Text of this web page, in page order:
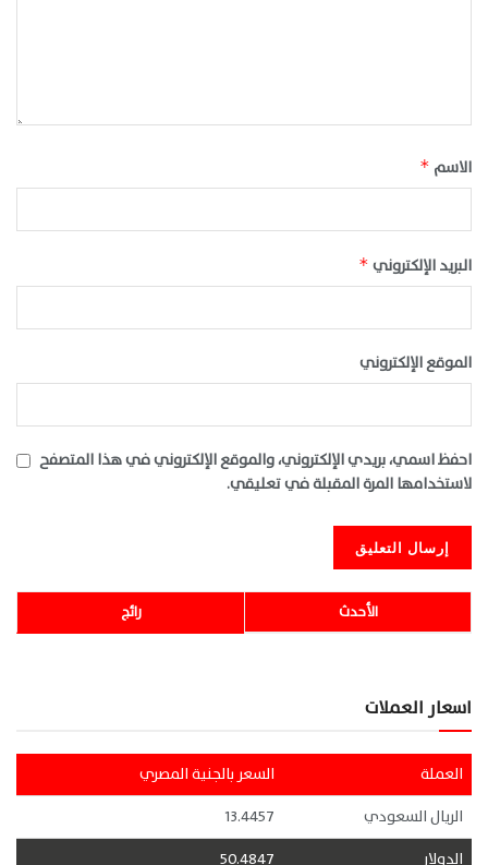
الاسم *
البريد الإلكتروني *
الموقع الإلكتروني
احفظ اسمي، بريدي الإلكتروني، والموقع الإلكتروني في هذا المتصفح
لاستخدامها المرة المقبلة في تعليقي.
رائج الأحدث
اسعار العملات
العملة
السعر بالجنية المصري
الريال السعودي
13.4457
الدولار
50.4847